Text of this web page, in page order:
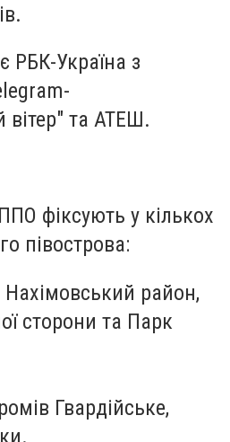
РБК-Україна з
та АТЕШ.
фіксують у кількох
півострова:
район,
сторони та Парк
Гвардійське,